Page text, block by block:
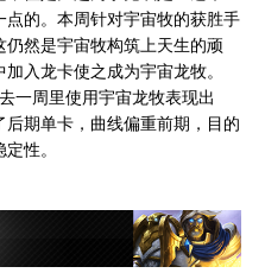
的。本周针对宇宙牧的获胜手
然是宇宙牧构筑上天生的顽
入龙卡使之成为宇宙龙牧。
一周里使用宇宙龙牧表现出
期单卡，曲线偏重前期，目的
性。